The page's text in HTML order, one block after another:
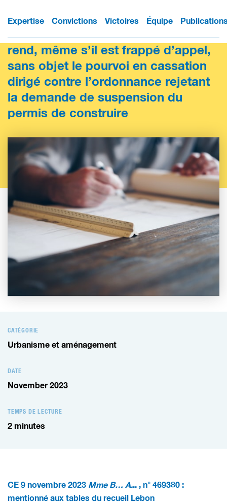
Expertise Convictions Victoires Équipe
L’intervention du jugement avant-
dire droit rendu par le juge du fond
rend, même s’il est frappé d’appel,
sans objet le pourvoi en cassation
dirigé contre l’ordonnance rejetant
la demande de suspension du
permis de construire
CATÉGORIE
Urbanisme et aménagement
DATE
November 2023
TEMPS DE LECTURE
2 minutes
CE 9 novembre 2023 Mme B… A... , n° 469380 :
mentionné aux tables du recueil Lebon